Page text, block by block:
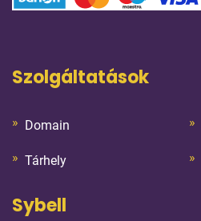
Szolgáltatások
Domain
Tárhely
Sybell